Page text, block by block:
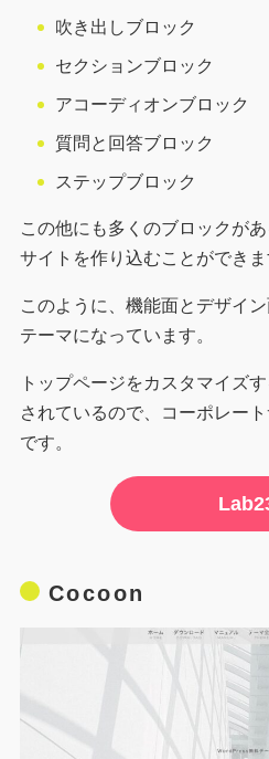
吹き出しブロック
セクションブロック
アコーディオンブロック
質問と回答ブロック
ステップブロック
この他にも多くのブロックが
サイトを作り込むことができま
このように、機能面とデザイ
テーマになっています。
トップページをカスタマイズ
されているので、コーポレー
です。
Cocoon